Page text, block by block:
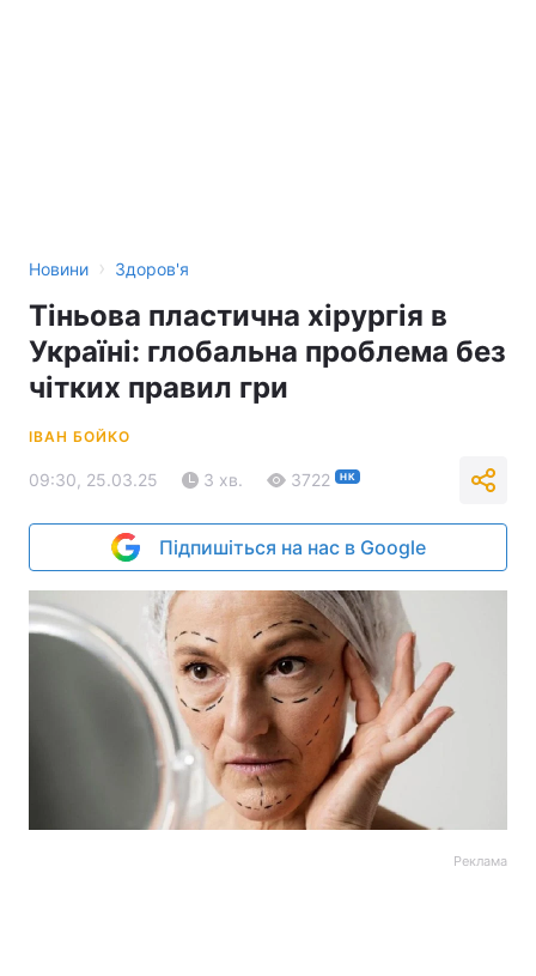
Новини › Здоров'я
Тіньова пластична хірургія в
Україні: глобальна проблема без
чітких правил гри
ІВАН БОЙКО
09:30, 25.03.25 3 хв. 3722 НК
Підпишіться на нас в Google
Реклама